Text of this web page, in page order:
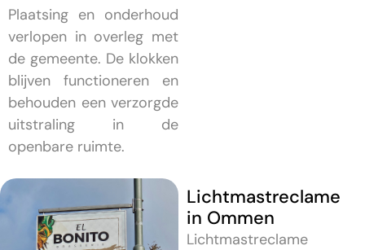
Plaatsing en onderhoud
verlopen in overleg met
de gemeente. De klokken
blijven functioneren en
behouden een verzorgde
uitstraling in de
openbare ruimte.
Lichtmastreclame
in Ommen
Lichtmastreclame